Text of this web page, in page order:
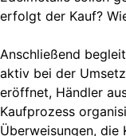
erfolgt der Kauf?
Anschließend
aktiv bei der
eröffnet, Händler
Kaufprozess
Überweisungen,